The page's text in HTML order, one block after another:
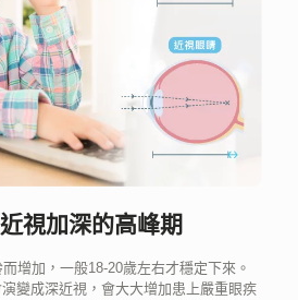
視加深的高峰期
增加，一般18-20歲左右才穩定下來。
變成深近視，會大大增加患上嚴重眼疾